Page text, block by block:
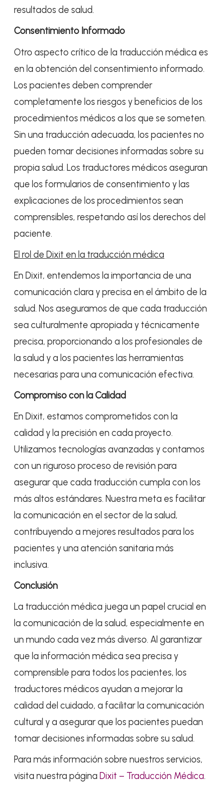
resultados de salud.
Consentimiento Informado
Otro aspecto crítico de la traducción médica es
en la obtención del consentimiento informado.
Los pacientes deben comprender
completamente los riesgos y beneficios de los
procedimientos médicos a los que se someten.
Sin una traducción adecuada, los pacientes no
pueden tomar decisiones informadas sobre su
propia salud. Los traductores médicos aseguran
que los formularios de consentimiento y las
explicaciones de los procedimientos sean
comprensibles, respetando así los derechos del
paciente.
El rol de Dixit en la traducción médica
En Dixit, entendemos la importancia de una
comunicación clara y precisa en el ámbito de la
salud. Nos aseguramos de que cada traducción
sea culturalmente apropiada y técnicamente
precisa, proporcionando a los profesionales de
la salud y a los pacientes las herramientas
necesarias para una comunicación efectiva.
Compromiso con la Calidad
En Dixit, estamos comprometidos con la
calidad y la precisión en cada proyecto.
Utilizamos tecnologías avanzadas y contamos
con un riguroso proceso de revisión para
asegurar que cada traducción cumpla con los
más altos estándares. Nuestra meta es facilitar
la comunicación en el sector de la salud,
contribuyendo a mejores resultados para los
pacientes y una atención sanitaria más
inclusiva.
Conclusión
La traducción médica juega un papel crucial en
la comunicación de la salud, especialmente en
un mundo cada vez más diverso. Al garantizar
que la información médica sea precisa y
comprensible para todos los pacientes, los
traductores médicos ayudan a mejorar la
calidad del cuidado, a facilitar la comunicación
cultural y a asegurar que los pacientes puedan
tomar decisiones informadas sobre su salud.
Para más información sobre nuestros servicios,
visita nuestra página Dixit – Traducción Médica.